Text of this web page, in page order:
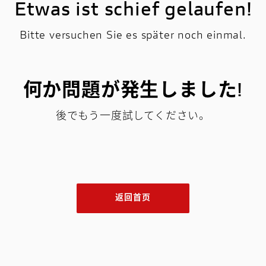
Etwas ist schief gelaufen!
Bitte versuchen Sie es später noch einmal.
何か問題が発生しました!
後でもう一度試してください。
返回首页